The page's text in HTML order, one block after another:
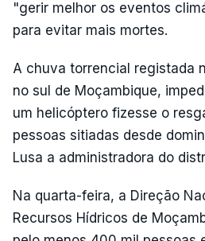
"gerir melhor os eventos
para evitar mais mortes.
A chuva torrencial registada
no sul de Moçambique,
um helicóptero fizesse o
pessoas sitiadas desde
Lusa a administradora do
Na quarta-feira, a Direção
Recursos Hídricos de